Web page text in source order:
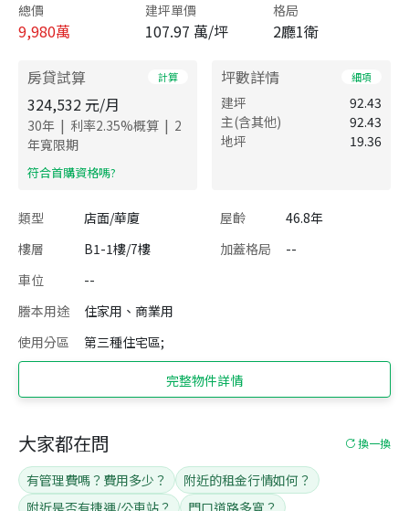
總價
9,980萬
建坪單價
107.97 萬/坪
格局
2廳1衛
房貸試算 計算
324,532 元/月
30年 | 利率2.35%概算 | 2
年寬限期
​符合首購資格嗎?
坪數詳情 細項
建坪
92.43
主(含其他)
92.43
地坪
19.36
類型 店面/華廈 屋齡
46.8年
樓層
B1-1樓/7樓 加蓋格局
--
車位
--
謄本用途
住家用、商業用
使用分區
第三種住宅區;
完整物件詳情
大家都在問 換一換
有管理費嗎？費用多少？
附近的租金行情如何？
附近是否有捷運/公車站？
門口道路多寬？